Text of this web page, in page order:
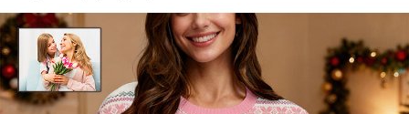
Wonen&Leven
Kleding